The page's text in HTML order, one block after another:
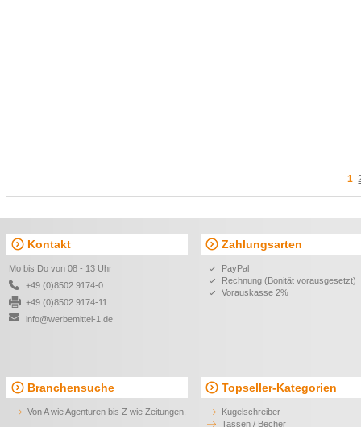
Calista
ab 4,01 €*